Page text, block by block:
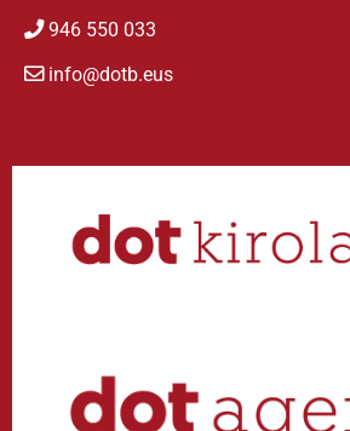
946 550 033
info@dotb.eus